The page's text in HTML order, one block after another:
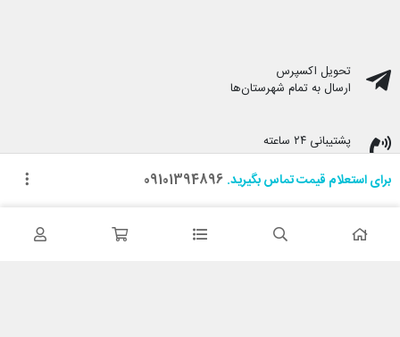
برای استعلام قیمت تماس بگیرید. 09101394896
تحویل اکسپرس
ارسال به تمام شهرستان‌ها
پشتیبانی ۲۴ ساعته
پشتیبانی هفت روز هفته
هنگام دریافت پرداخت کنید